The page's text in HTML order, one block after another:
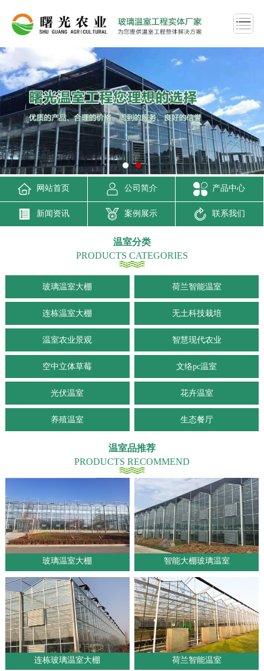
1 2
网站首页 公司简介 产品中心
新闻资讯 案例展示 联系我们
温室分类
PRODUCTS CATEGORIES
玻璃温室大棚 荷兰智能温室
连栋温室大棚 无土科技栽培
温室农业景观 智慧现代农业
空中立体草莓 文络pc温室
光伏温室 花卉温室
养殖温室 生态餐厅
温室品推荐
PRODUCTS RECOMMEND
玻璃温室大棚 智能大棚玻璃温室
连栋玻璃温室大棚 荷兰智能温室